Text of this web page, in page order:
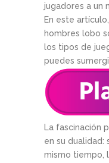
jugadores a un
En este
hombres lobo
los tipos de
puedes
La fascinación
en su dualidad:
mismo tiempo,